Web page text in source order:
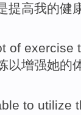
提高我的健
of exercise
以增强她的
to utilize